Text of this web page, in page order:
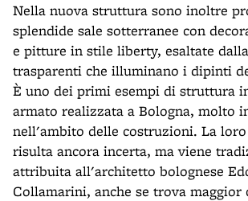
Nella nuova struttura sono inoltre
splendide sale sotterranee con
e pitture in stile liberty, esaltate
trasparenti che illuminano i dipinti
È uno dei primi esempi di struttura
armato realizzata a Bologna, molto
nell'ambito delle costruzioni. La
risulta ancora incerta, ma viene
attribuita all'architetto bolognese
Collamarini, anche se trova